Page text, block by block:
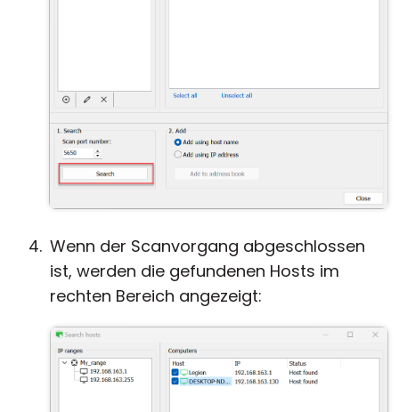
Wenn der Scanvorgang abgeschlossen
ist, werden die gefundenen Hosts im
rechten Bereich angezeigt: